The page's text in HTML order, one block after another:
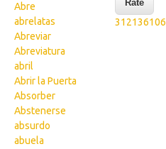
Abre
abrelatas
Abreviar
Abreviatura
abril
Abrir la Puerta
Absorber
Abstenerse
absurdo
abuela
312136106